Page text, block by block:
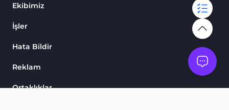
Ekibimiz
İşler
Hata Bildir
Reklam
Ortaklıklar